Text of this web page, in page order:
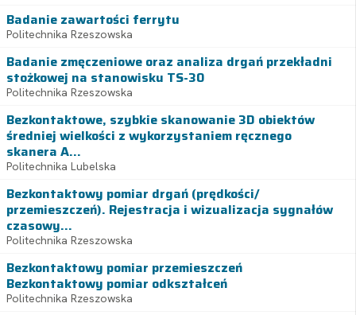
Badanie zawartości ferrytu
Politechnika Rzeszowska
Badanie zmęczeniowe oraz analiza drgań przekładni
stożkowej na stanowisku TS-30
Politechnika Rzeszowska
Bezkontaktowe, szybkie skanowanie 3D obiektów
średniej wielkości z wykorzystaniem ręcznego
skanera A...
Politechnika Lubelska
Bezkontaktowy pomiar drgań (prędkości/
przemieszczeń). Rejestracja i wizualizacja sygnałów
czasowy...
Politechnika Rzeszowska
Bezkontaktowy pomiar przemieszczeń
Bezkontaktowy pomiar odkształceń
Politechnika Rzeszowska